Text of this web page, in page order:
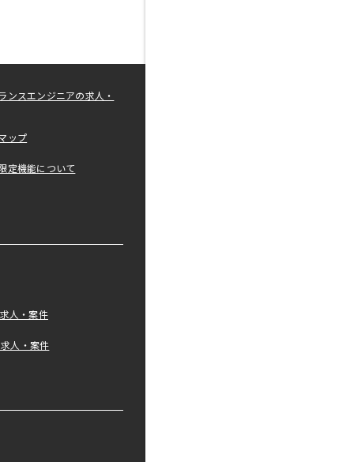
ンスエンジニアの求人・
ップ
定機能について
人・案件
人・案件